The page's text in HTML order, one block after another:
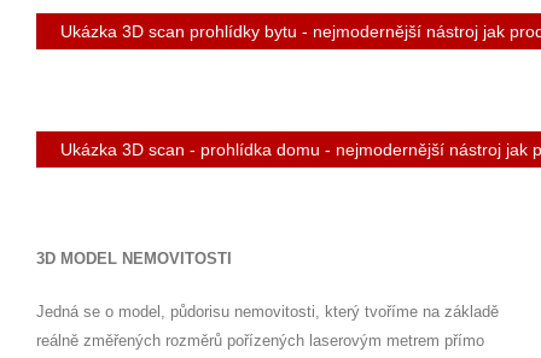
Ukázka 3D scan prohlídky bytu - nejmodernější nástroj jak
Ukázka 3D scan - prohlídka domu - nejmodernější nástroj jak
3D MODEL NEMOVITOSTI
Jedná se o model, půdorisu nemovitosti, který tvoříme na základě
reálně změřených rozměrů pořízených laserovým metrem přímo